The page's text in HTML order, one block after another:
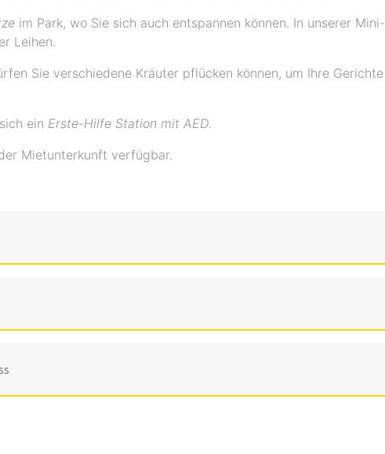
im Park, wo Sie sich auch entspannen können. In unserer Mini-
Leihen.
Sie verschiedene Kräuter pflücken können, um Ihre Gerichte
ein Erste-Hilfe Station mit AED.
Mietunterkunft verfügbar.